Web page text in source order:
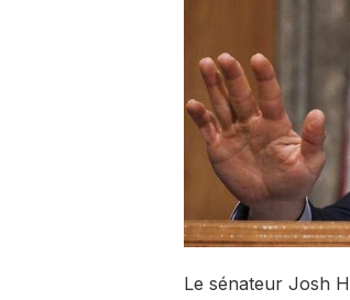
Le sénateur Josh